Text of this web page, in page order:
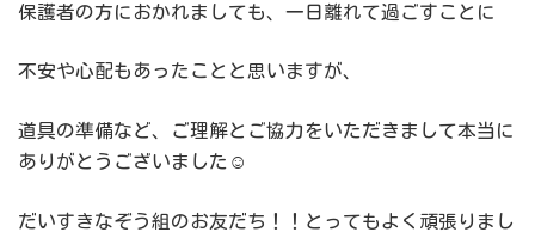
保護者の方におかれましても、一日離れて過ごすことに
不安や心配もあったことと思いますが、
道具の準備など、ご理解とご協力をいただきまして本当に
ありがとうございました☺
だいすきなぞう組のお友だち！！とってもよく頑張りまし